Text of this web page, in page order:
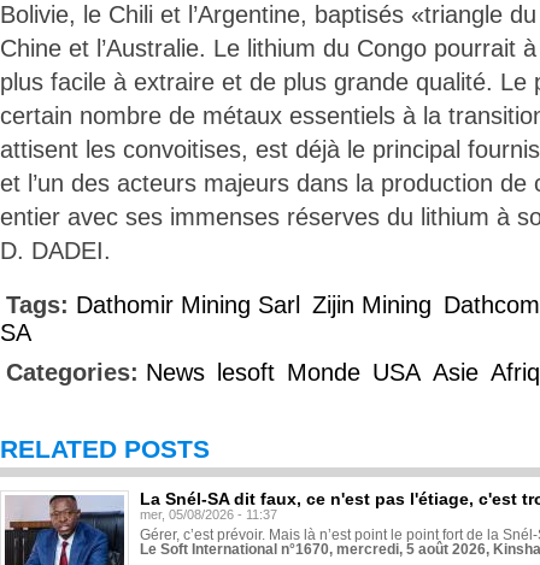
Bolivie, le Chili et l’Argentine, baptisés «triangle
Chine et l’Australie. Le lithium du Congo pourrait
plus facile à extraire et de plus grande qualité. Le
certain nombre de métaux essentiels à la
attisent les convoitises, est déjà le principal
et l’un des acteurs majeurs dans la production
entier avec ses immenses réserves du lithium à
D. DADEI.
Tags: Dathomir Mining Sarl Zijin Mining
SA
Categories: News lesoft Monde USA Asie
RELATED POSTS
La Snél-SA dit faux, ce n'est pas l'étiage, c'est
mer, 05/08/2026 - 11:37
Gérer, c’est prévoir. Mais là n’est point le point fort de la
Le Soft International n°1670, mercredi, 5 août 2026,